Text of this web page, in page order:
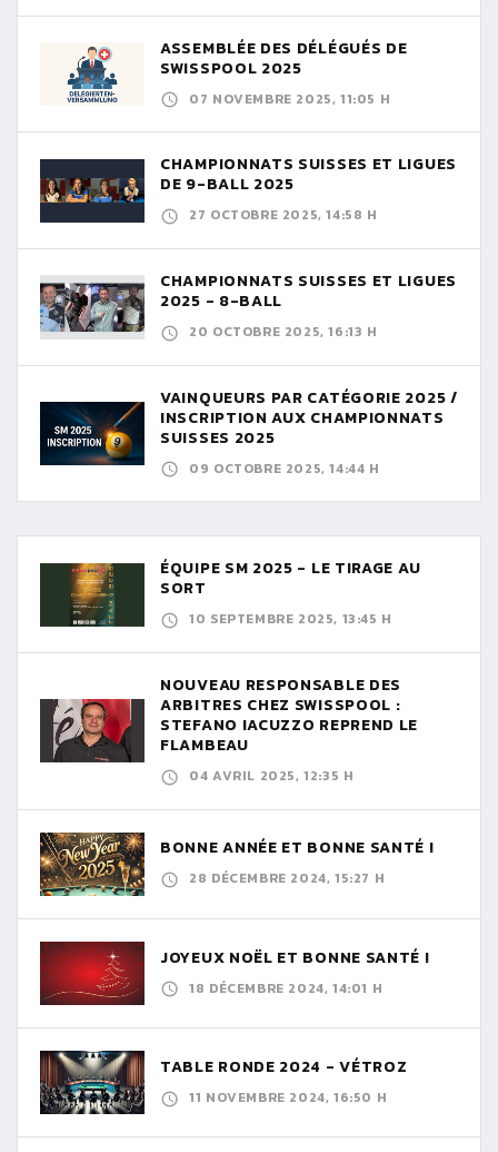
ASSEMBLÉE DES DÉLÉGUÉS DE
SWISSPOOL 2025
07 NOVEMBRE 2025, 11:05 H
CHAMPIONNATS SUISSES ET LIGUES
DE 9-BALL 2025
27 OCTOBRE 2025, 14:58 H
CHAMPIONNATS SUISSES ET LIGUES
2025 - 8-BALL
20 OCTOBRE 2025, 16:13 H
VAINQUEURS PAR CATÉGORIE 2025 /
INSCRIPTION AUX CHAMPIONNATS
SUISSES 2025
09 OCTOBRE 2025, 14:44 H
ÉQUIPE SM 2025 - LE TIRAGE AU
SORT
10 SEPTEMBRE 2025, 13:45 H
NOUVEAU RESPONSABLE DES
ARBITRES CHEZ SWISSPOOL :
STEFANO IACUZZO REPREND LE
FLAMBEAU
04 AVRIL 2025, 12:35 H
BONNE ANNÉE ET BONNE SANTÉ !
28 DÉCEMBRE 2024, 15:27 H
JOYEUX NOËL ET BONNE SANTÉ !
18 DÉCEMBRE 2024, 14:01 H
TABLE RONDE 2024 - VÉTROZ
11 NOVEMBRE 2024, 16:50 H